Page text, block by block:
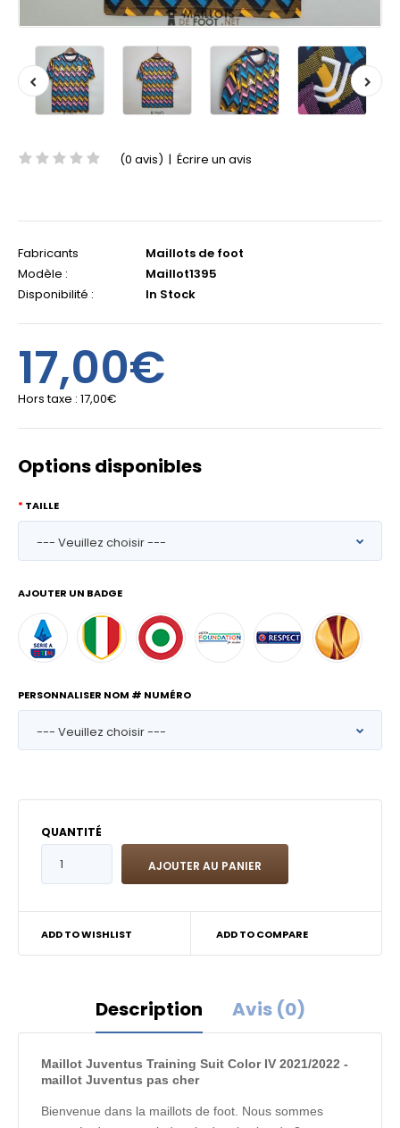
(0 avis) | Écrire un avis
Fabricants
Maillots de foot
Modèle :
Maillot1395
Disponibilité :
In Stock
17,00€
Hors taxe : 17,00€
Options disponibles
TAILLE
AJOUTER UN BADGE
PERSONNALISER NOM # NUMÉRO
QUANTITÉ
ADD TO WISHLIST ADD TO COMPARE
Description Avis (0)
Maillot Juventus Training Suit Color IV 2021/2022 -
maillot Juventus pas cher
Bienvenue dans la maillots de foot. Nous sommes